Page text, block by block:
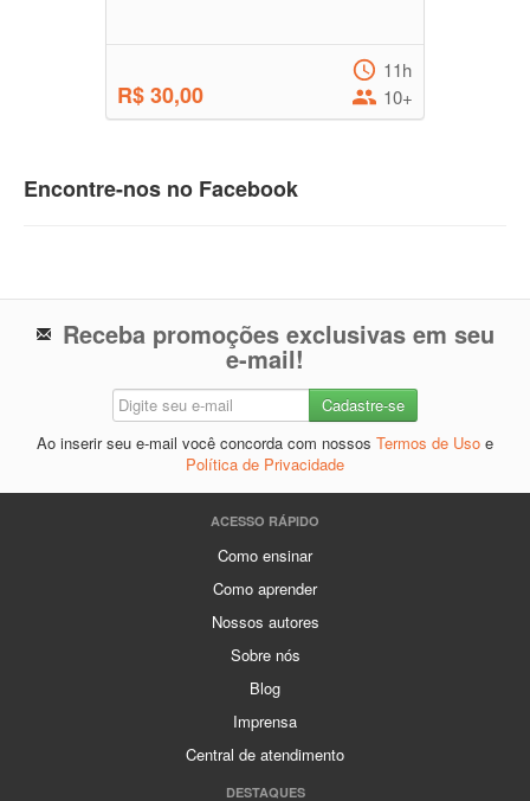
R$ 30,00
11h
10+
Encontre-nos no Facebook
Receba promoções exclusivas em seu
e-mail!
Ao inserir seu e-mail você concorda com nossos Termos de Uso e
Política de Privacidade
ACESSO RÁPIDO
Como ensinar
Como aprender
Nossos autores
Sobre nós
Blog
Imprensa
Central de atendimento
DESTAQUES